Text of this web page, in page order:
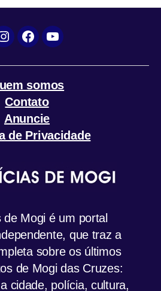
Instagram
FacebookYouTube
somos
Contato
Anuncie
de Privacidade
Mogi é um portal
que traz a
sobre os últimos
de Mogi das Cruzes:
cidade, polícia, cultura,